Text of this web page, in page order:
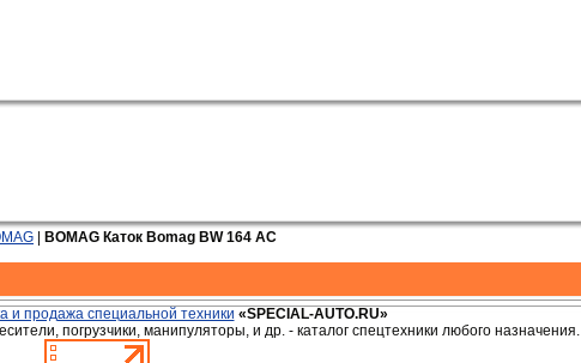
BOMAG Каток Bomag BW 164 AC
и продажа специальной техники «SPECIAL-AUTO.RU»
погрузчики, манипуляторы, и др. - каталог спецтехники любого назначения.